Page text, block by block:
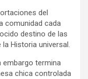
del
comu­ni­dad cada
des­tino de las
His­to­ria uni­ver­sal.
embargo ter­mina
chica con­tro­lada